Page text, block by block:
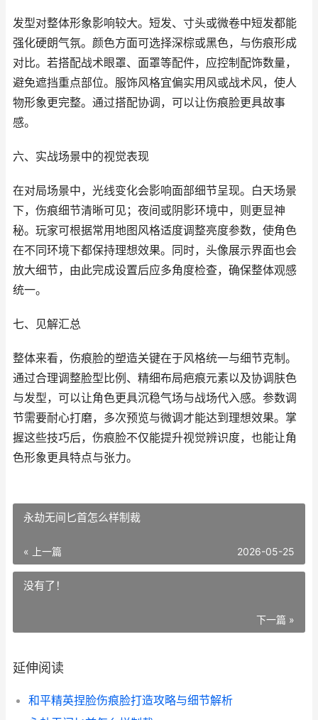
发型对整体形象影响较大。短发、寸头或微卷中短发都能
强化硬朗气氛。颜色方面可选择深棕或黑色，与伤痕形成
对比。若搭配战术眼罩、面罩等配件，应控制配饰数量，
避免遮挡重点部位。服饰风格宜偏实用风或战术风，使人
物形象更完整。通过搭配协调，可以让伤痕脸更具故事
感。
六、实战场景中的视觉表现
在对局场景中，光线变化会影响面部细节呈现。白天场景
下，伤痕细节清晰可见；夜间或阴影环境中，则更显神
秘。玩家可根据常用地图风格适度调整亮度参数，使角色
在不同环境下都保持理想效果。同时，头像展示界面也会
放大细节，由此完成设置后应多角度检查，确保整体观感
统一。
七、见解汇总
整体来看，伤痕脸的塑造关键在于风格统一与细节克制。
通过合理调整脸型比例、精细布局疤痕元素以及协调肤色
与发型，可以让角色更具沉稳气场与战场代入感。参数调
节需要耐心打磨，多次预览与微调才能达到理想效果。掌
握这些技巧后，伤痕脸不仅能提升视觉辨识度，也能让角
色形象更具特点与张力。
永劫无间匕首怎么样制裁
« 上一篇 2026-05-25
没有了！
下一篇 »
延伸阅读
和平精英捏脸伤痕脸打造攻略与细节解析